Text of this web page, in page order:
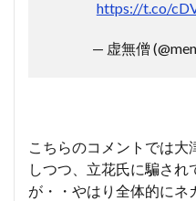
https://t.co/
— 虚無僧
こちらのコメントでは大
しつつ、立花氏に騙さ
が・・やはり全体的にネ